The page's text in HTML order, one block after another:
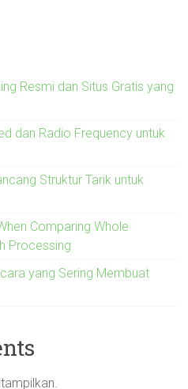
Resmi dan Situs Gratis yang
dan Radio Frequency untuk
Struktur Tarik untuk
Comparing Whole
Processing
yang Sering Membuat